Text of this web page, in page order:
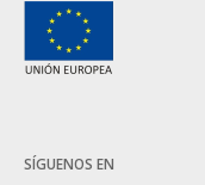
SÍGUENOS EN